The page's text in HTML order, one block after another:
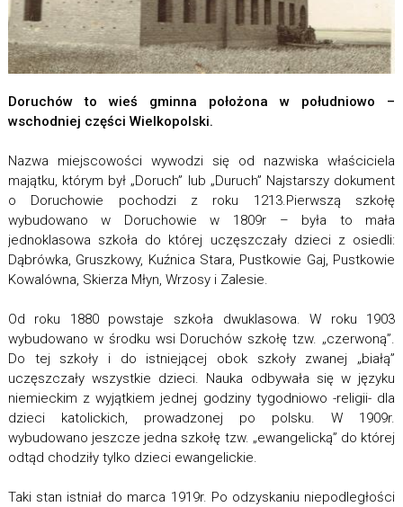
Doruchów to wieś gminna położona w południowo –
wschodniej części Wielkopolski.
Nazwa miejscowości wywodzi się od nazwiska właściciela
majątku, którym był „Doruch” lub „Duruch” Najstarszy dokument
o Doruchowie pochodzi z roku 1213.Pierwszą szkołę
wybudowano w Doruchowie w 1809r – była to mała
jednoklasowa szkoła do której uczęszczały dzieci z osiedli:
Dąbrówka, Gruszkowy, Kuźnica Stara, Pustkowie Gaj, Pustkowie
Kowalówna, Skierza Młyn, Wrzosy i Zalesie.
Od roku 1880 powstaje szkoła dwuklasowa. W roku 1903
wybudowano w środku wsi Doruchów szkołę tzw. „czerwoną”.
Do tej szkoły i do istniejącej obok szkoły zwanej „białą”
uczęszczały wszystkie dzieci. Nauka odbywała się w języku
niemieckim z wyjątkiem jednej godziny tygodniowo -religii- dla
dzieci katolickich, prowadzonej po polsku. W 1909r.
wybudowano jeszcze jedna szkołę tzw. „ewangelicką” do której
odtąd chodziły tylko dzieci ewangelickie.
Taki stan istniał do marca 1919r. Po odzyskaniu niepodległości